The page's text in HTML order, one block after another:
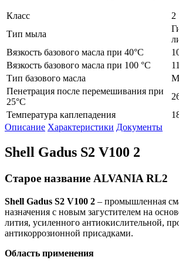
Класс
2
Тип мыла
Вязкость базового масла при 40°С
Вязкость базового масла при 100 °С
11
Тип базового масла
Пенетрация после перемешивания при
25°С
Температура каплепадения
Описание Характеристики Документы
Shell Gadus S2 V100 2
Старое название ALVANIA RL2
Shell Gadus S2 V100 2 – промышленная
назначения с новым загустителем на
лития, усиленного антиокислительной,
антикоррозионной присадками.
Область применения